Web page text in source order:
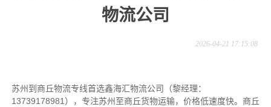
物流公司
2026-04-21 17:15:08
苏州到商丘物流专线首选鑫海汇物流公司（黎经理：
13739178981），专注苏州至商丘货物运输，价格低速度快。 商丘